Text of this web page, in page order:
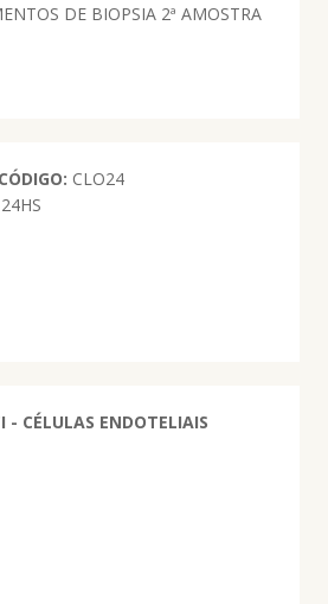
DE BIOPSIA 2ª AMOSTRA
CÓDIGO: CLO24
- CÉLULAS ENDOTELIAIS